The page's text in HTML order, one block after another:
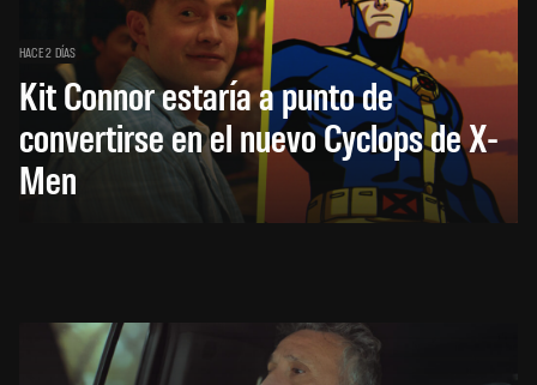
HACE 2 DÍAS
Kit Connor estaría a punto de
convertirse en el nuevo Cyclops de X-
Men